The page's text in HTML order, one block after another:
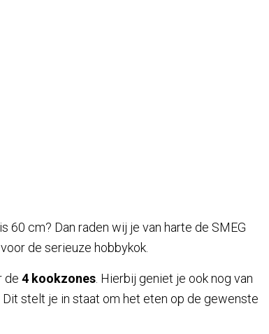
60 cm? Dan raden wij je van harte de SMEG
de serieuze hobbykok.
de 4 kookzones . Hierbij geniet je ook nog van
. Dit stelt je in staat om het eten op de gewenste